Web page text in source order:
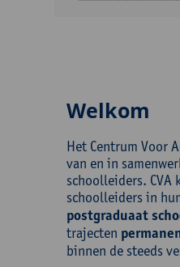
Welkom
Het Centrum Voor
van en in
schoolleiders. CVA
schoolleiders in
postgraduaat
trajecten
binnen de steeds